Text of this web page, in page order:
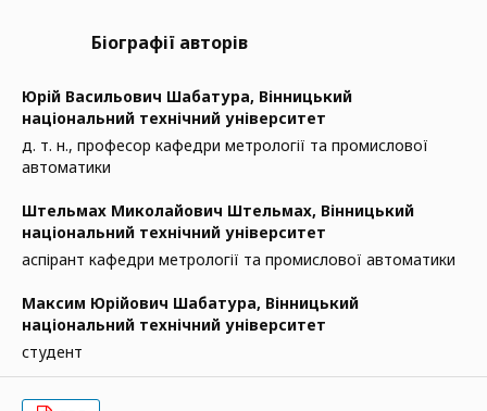
Біографії авторів
Юрій Васильович Шабатура, Вінницький
національний технічний університет
д. т. н., професор кафедри метрології та промислової
автоматики
Штельмах Миколайович Штельмах, Вінницький
національний технічний університет
аспірант кафедри метрології та промислової автоматики
Максим Юрійович Шабатура, Вінницький
національний технічний університет
студент